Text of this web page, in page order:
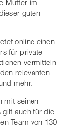
Mutter im
guten
online einen
für private
vermitteln
relevanten
mehr.
mit seinen
gilt auch für die
Team von 130